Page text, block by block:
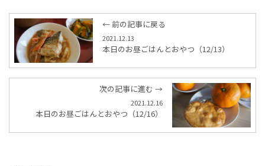
← 前の記事に戻る
2021.12.13
本日のお昼ごはんとおやつ（12/13）
次の記事に進む →
2021.12.16
本日のお昼ごはんとおやつ（12/16）